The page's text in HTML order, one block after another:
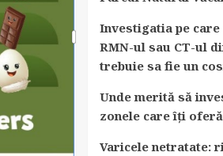
Investigatia pe
RMN-ul sau CT-ul
trebuie sa fie un
Unde merită să
zonele care îți
Varicele netratate: